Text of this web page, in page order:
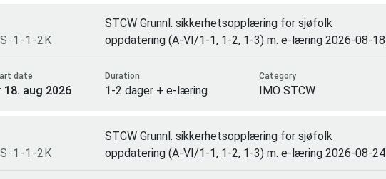
1-1-2K
date
18. aug 2026
STCW Grunnl. sikkerhetsopplæring for sjøfolk
oppdatering (A-VI/1-1, 1-2, 1-3) m. e-læring 2026-08-18
Duration
1-2 dager + e-læring
Category
IMO STCW
1-1-2K
STCW Grunnl. sikkerhetsopplæring for sjøfolk
oppdatering (A-VI/1-1, 1-2, 1-3) m. e-læring 2026-08-24